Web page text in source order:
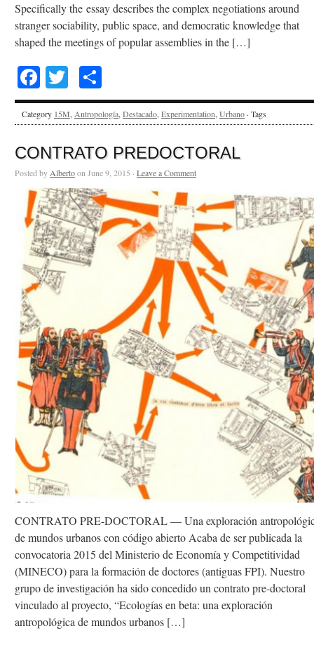
Specifically the essay describes the complex negotiations around
stranger sociability, public space, and democratic knowledge that
shaped the meetings of popular assemblies in the […]
Facebook
Twitter
Category 15M, Antropología, Destacado, Experimentation, Urbano · Tags
CONTRATO PREDOCTORAL
Posted by Albertoon June 9, 2015 · Leave a Comment
CONTRATO PRE-DOCTORAL — Una exploración
de mundos urbanos con código abierto Acaba de ser publicada la
convocatoria 2015 del Ministerio de Economía y Competitividad
(MINECO) para la formación de doctores (antiguas FPI). Nuestro
grupo de investigación ha sido concedido un contrato pre-doctoral
vinculado al proyecto, “Ecologías en beta: una exploración
antropológica de mundos urbanos […]